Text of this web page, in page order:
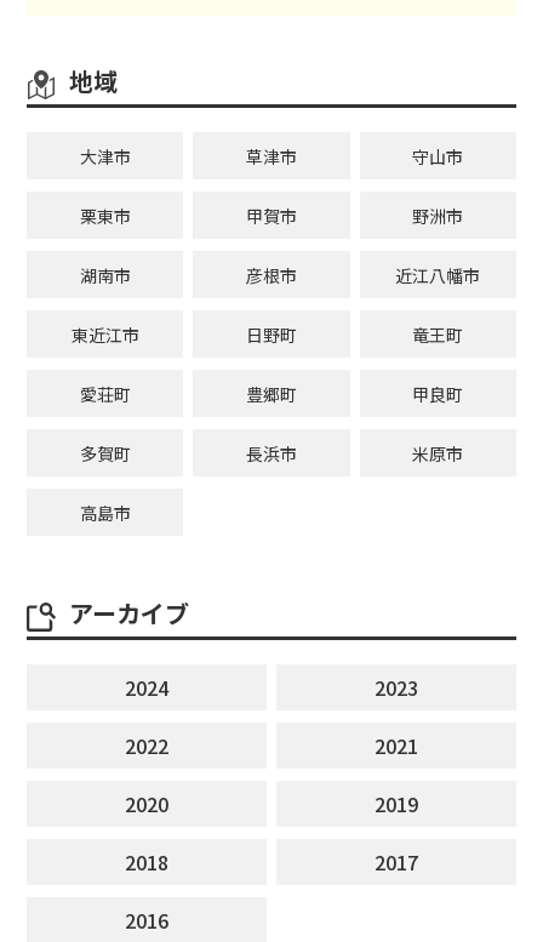
地域
大津市 草津市 守山市
栗東市 甲賀市 野洲市
湖南市 彦根市 近江八幡市
東近江市 日野町 竜王町
愛荘町 豊郷町 甲良町
多賀町 長浜市 米原市
高島市
アーカイブ
2024
2023
2022
2021
2020
2019
2018
2017
2016